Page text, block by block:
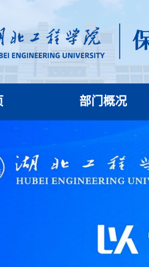
部门概况
机构设置
保卫处工作职责
人员联系方式